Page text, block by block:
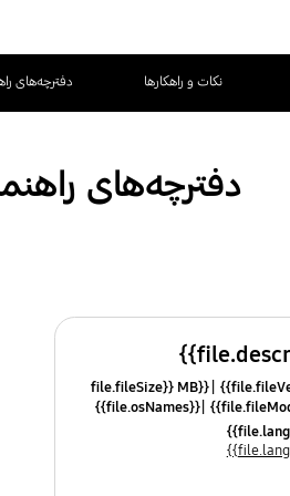
نکات و راهکارها دفترچه‌های
دفترچه‌های
{{file.fileSize}} MB
{{file.osNames}}